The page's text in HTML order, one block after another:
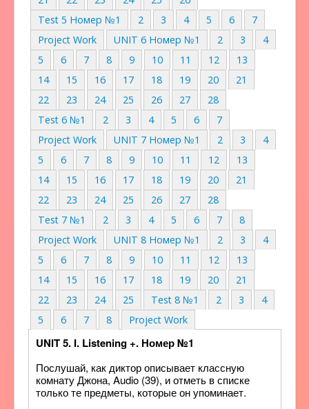
Test 5 Номер №1
2 3 4 5 6
7
Project Work
UNIT 6 Номер №1 2 3
4
5
6 7 8 9 10 11 12
13
14
15 16 17 18 19 20
21
22
23 24 25 26 27
28
Test 6 №1
2 3 4 5 6
7
Project Work
UNIT 7 Номер №1 2 3
4
5
6 7 8 9 10 11 12
13
14
15 16 17 18 19 20
21
22
23 24 25 26 27
28
Test 7 №1
2 3 4 5 6 7
8
Project Work
UNIT 8 Номер №1 2 3
4
5
6 7 8 9 10 11 12
13
14
15 16 17 18 19 20
21
22
23 24 25 Test 8 №1 2 3
4
5
6 7 8 Project Work
UNIT 5. I. Listening +. Номер №1
Послушай, как диктор описывает классную
комнату Джона, Audio (39), и отметь в списке
только те предметы, которые он упоминает.